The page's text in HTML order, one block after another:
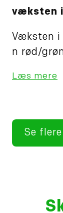
væksten i
Væksten i
n rød/
Læs mere
Se flere